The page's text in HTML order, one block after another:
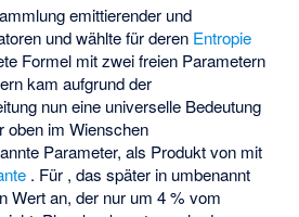
emittierender und
und wählte für deren Entropie
Formel mit zwei freien Parametern
kam aufgrund der
nun eine universelle Bedeutung
oben im Wienschen
Parameter,als Produkt von mit
. Für , das später in umbenannt
Wertan, der nur um 4 % vom